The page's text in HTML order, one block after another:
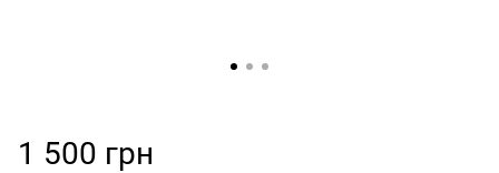
1 500 грн